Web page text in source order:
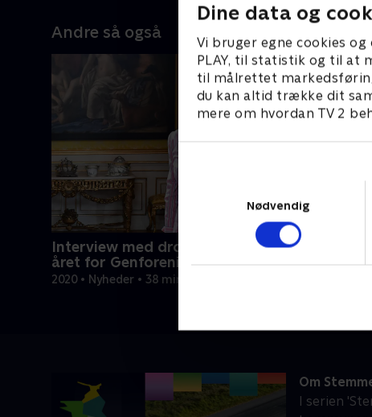
Dine data og
Vi bruger egne cookies
PLAY, til statistik og til at
til målrettet
du kan altid trække dit
mere om hvordan TV 2
Nødvendig
Andre så også
Interview med dronning Margrethe - 100-
året for Genforeningen
2020 • Nyheder • 38 min
Om
I serien